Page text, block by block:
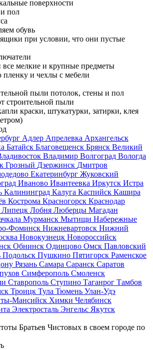
поверхности
пол
обувь
при условии, что они пустые
мелкие и крупные предметы
и чехлы с мебели
пыли потолок, стены и пол
строительной пыли
краски, штукатурки, затирки, клея
Адлер Апрелевка Архангельск
Батайск Благовещенск Брянск Великий
Владимир Волгоград Вологда
Грозный Дзержинск Дмитров
Екатеринбург Жуковский
Иваново Ивантеевка Иркутск Истра
Калининград Калуга Каспийск Кашира
Кострома Красногорск Краснодар
Липецк Лобня Люберцы Магадан
Мурманск Мытищи Набережные
Фоминск Нижневартовск Нижний
Новокузнецк Новороссийск
Обнинск Одинцово Омск Павловский
Подольск Пушкино Пятигорск Раменское
Рязань Самара Саранск Саратов
Симферополь Смоленск
Ставрополь Ступино Таганрог Тамбов
Троицк Тула Тюмень Улан-Удэ
Мансийск Химки Челябинск
Электросталь Энгельс Якутск
Братьев Чистовых в своем городе по